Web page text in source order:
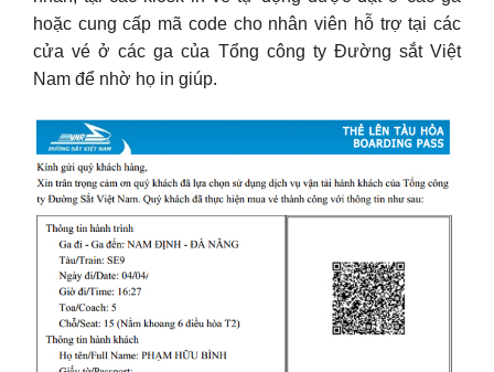
hoặc cung cấp mã code cho nhân viên hỗ trợ tại các
cửa vé ở các ga của Tổng công ty Đường sắt Việt
Nam để nhờ họ in giúp.